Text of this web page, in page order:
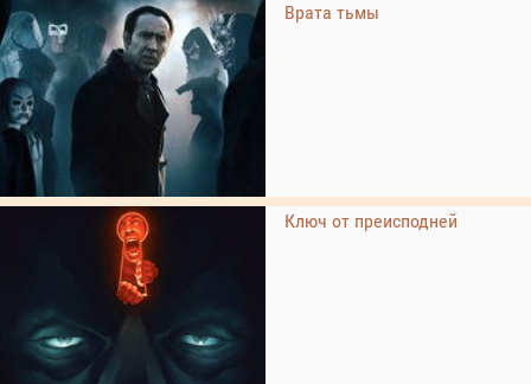
Врата тьмы
Ключ от преисподней